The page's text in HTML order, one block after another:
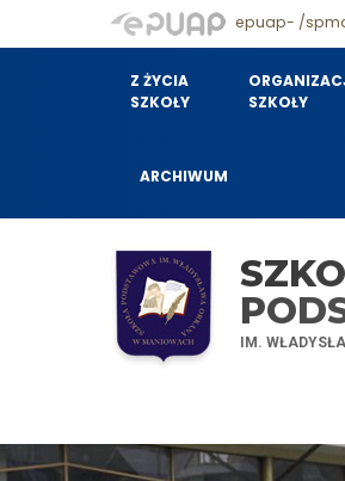
epuap- /
Z ŻYCIA
SZKOŁY
SZKOŁY
ARCHIWUM
IM.